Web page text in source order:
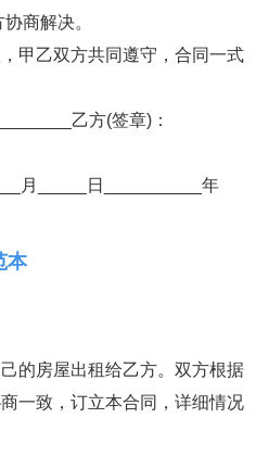
商解决。
甲乙双方共同遵守，合同一式
乙方(签章)：
月_____日__________年
本
的房屋出租给乙方。双方根据
一致，订立本合同，详细情况